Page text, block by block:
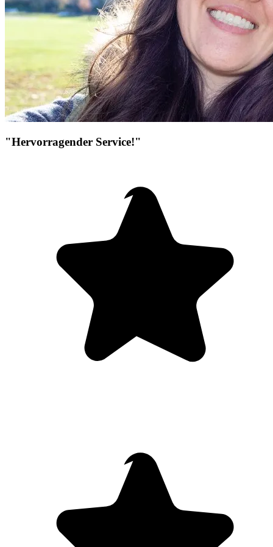
"Hervorragender Service!"